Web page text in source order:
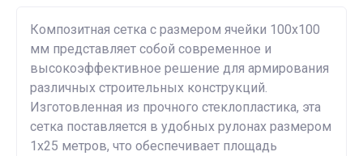
Композитная сетка с размером ячейки 100х100
мм представляет собой современное и
высокоэффективное решение для армирования
различных строительных конструкций.
Изготовленная из прочного стеклопластика, эта
сетка поставляется в удобных рулонах размером
1х25 метров, что обеспечивает площадь